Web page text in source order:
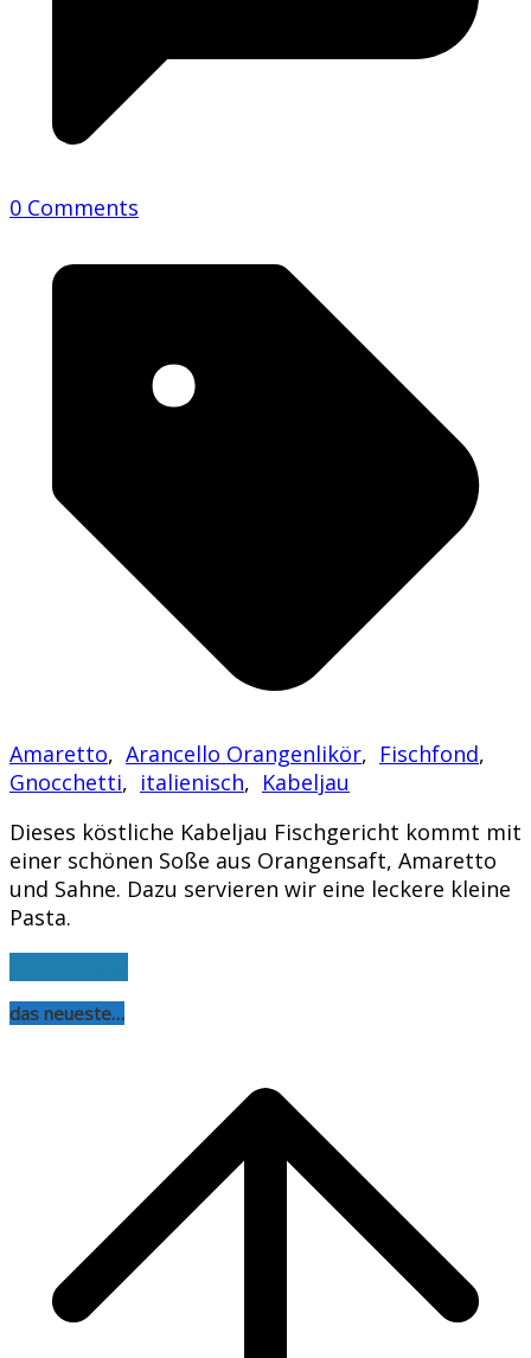
0 Comments
Amaretto, Arancello Orangenlikör, Fischfond,
Gnocchetti, italienisch, Kabeljau
Dieses köstliche Kabeljau Fischgericht kommt mit
einer schönen Soße aus Orangensaft, Amaretto
und Sahne. Dazu servieren wir eine leckere kleine
Pasta.
das neueste…